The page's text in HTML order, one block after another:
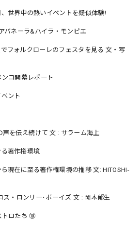
世界中の熱いイベントを疑似体験!
バネーラ&ハイラ・モンピエ
フォルクローレのフェスタを見る 文・写
コ開幕レポート
ント
を伝え続けて 文 : サラーム海上
著作権環境
現在に至る著作権環境の推移 文: HITOSHI-
ス・ロンリー･ボーイズ 文 : 岡本郁生
トロたち ⑩